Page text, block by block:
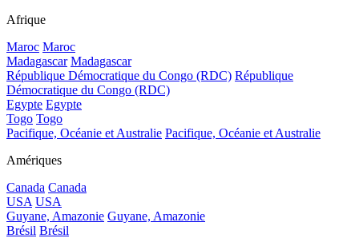
Afrique
Maroc Maroc
Madagascar Madagascar
République Démocratique du Congo (RDC) République
Démocratique du Congo (RDC)
Egypte Egypte
Togo Togo
Pacifique, Océanie et Australie Pacifique, Océanie et Australie
Amériques
Canada Canada
USA USA
Guyane, Amazonie Guyane, Amazonie
Brésil Brésil